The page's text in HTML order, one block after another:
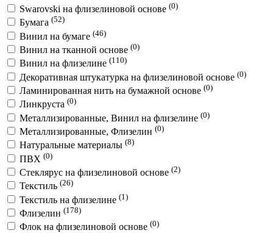
Swarovski на флизелиновой основе (0)
Бумага (52)
Винил на бумаге (46)
Винил на тканной основе (0)
Винил на флизелине (110)
Декоративная штукатурка на флизелиновой основе (0)
Ламинированная нить на бумажной основе (0)
Линкруста (0)
Металлизированные, Винил на флизелине (0)
Металлизированные, Флизелин (0)
Натуральные материалы (8)
ПВХ (0)
Стеклярус на флизелиновой основе (2)
Текстиль (26)
Текстиль на флизелине (1)
Флизелин (178)
Флок на флизелиновой основе (0)